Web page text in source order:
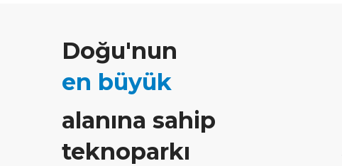
Doğu'nun
en büyük
alanına sahip
teknoparkı